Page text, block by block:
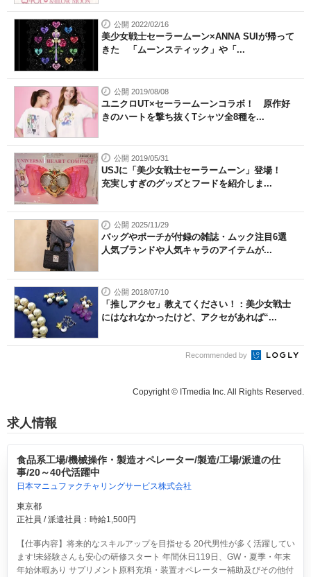
公開 2022/02/16
美少女戦士セーラームーン×ANNA SUIが帰って
きた 「ムーンスティック」や「...
公開 2019/08/08
ユニクロUT×セーラームーンコラボ！ 原作好
きのハートを撃ち抜くTシャツ全8種を...
公開 2019/05/31
USJに「美少女戦士セーラームーン」登場！
充実しすぎのグッズとフードを紹介しま...
公開 2025/11/29
バッグやポーチが付録の雑誌・ムック注目6選
人気ブランドや人気キャラのアイテムが...
公開 2018/07/10
「推しアクセ」教えてください！：美少女戦士
にはなれなかったけど、アクセがあれば“...
Recommended by
Copyright © ITmedia Inc. All Rights Reserved.
求人情報
食品系工場/機械操作・製造オペレーター/製造/工場/派遣の仕
事/20～40代活躍中
日本マニュファクチャリングサービス株式会社
東京都
正社員 / 派遣社員：時給1,500円
【仕事内容】将来的なスキルアップを目指せる 20代男性が多く活躍してい
ます!未経験さんも安心の研修スタート 年間休日119日、GW・夏季・年末
年始休暇あり サプリメント原料充填・装置オペレーター補助及びその他付